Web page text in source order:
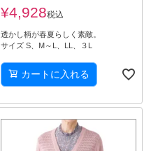
¥4,928税込
透かし柄が春夏らしく素敵。
サイズ S、M～L、LL、３L
カートに入れる